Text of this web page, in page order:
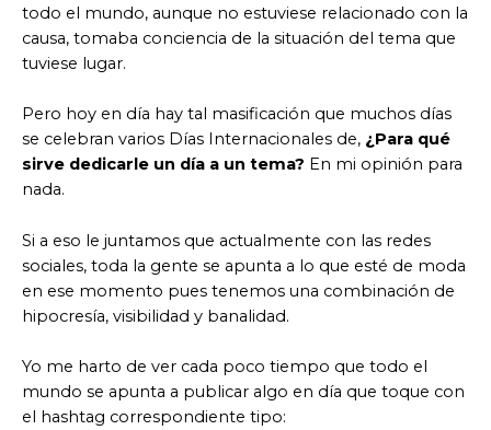
todo el mundo, aunque no estuviese relacionado con la
causa, tomaba conciencia de la situación del tema que
tuviese lugar.
Pero hoy en día hay tal masificación que muchos días
se celebran varios Días Internacionales de, ¿Para qué
sirve dedicarle un día a un tema? En mi opinión para
nada.
Si a eso le juntamos que actualmente con las redes
sociales, toda la gente se apunta a lo que esté de moda
en ese momento pues tenemos una combinación de
hipocresía, visibilidad y banalidad.
Yo me harto de ver cada poco tiempo que todo el
mundo se apunta a publicar algo en día que toque con
el hashtag correspondiente tipo: